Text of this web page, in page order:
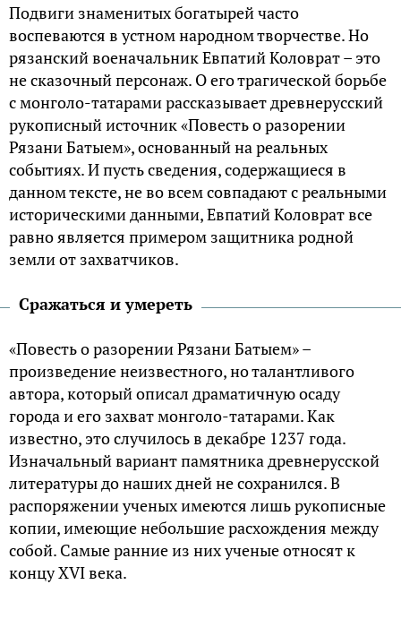
Подвиги знаменитых богатырей часто
воспеваются в устном народном творчестве. Но
рязанский военачальник Евпатий Коловрат – это
не сказочный персонаж. О его трагической борьбе
с монголо-татарами рассказывает древнерусский
рукописный источник «Повесть о разорении
Рязани Батыем», основанный на реальных
событиях. И пусть сведения, содержащиеся в
данном тексте, не во всем совпадают с реальными
историческими данными, Евпатий Коловрат все
равно является примером защитника родной
земли от захватчиков.
Сражаться и умереть
«Повесть о разорении Рязани Батыем» –
произведение неизвестного, но талантливого
автора, который описал драматичную осаду
города и его захват монголо-татарами. Как
известно, это случилось в декабре 1237 года.
Изначальный вариант памятника древнерусской
литературы до наших дней не сохранился. В
распоряжении ученых имеются лишь рукописные
копии, имеющие небольшие расхождения между
собой. Самые ранние из них ученые относят к
концу XVI века.